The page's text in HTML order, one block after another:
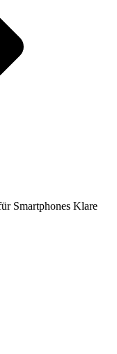
Smartphones Klare